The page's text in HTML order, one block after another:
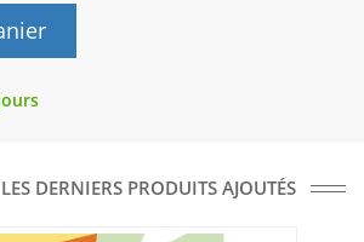
DERNIERS PRODUITS AJOUTÉS